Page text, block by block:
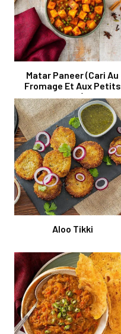
Matar Paneer (Cari Au
Fromage Et Aux Petits
Pois)
Aloo Tikki